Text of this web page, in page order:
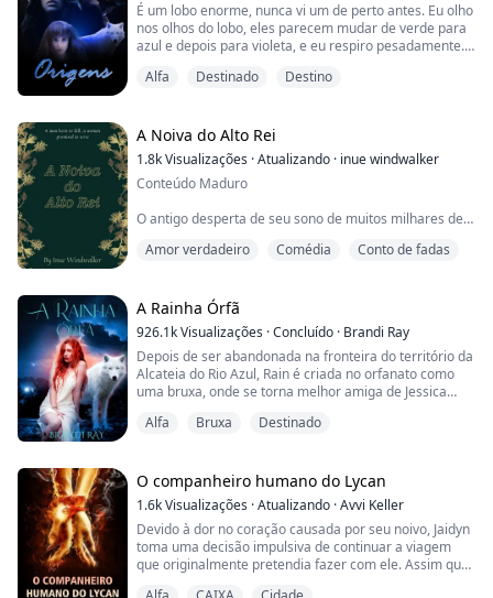
Ela se torna garçonete em um bar, e era um trabalho
tão normal quanto qualquer outro, até que ela conhece
Ryder, o Alfa da alcateia da Cruz Vermelha e dono do
bar....
É um lobo enorme, nunca vi um de perto antes. Eu olho
nos olhos do lobo, eles parecem mudar de verde para
azul e depois para violeta, e eu respiro pesadamente.
realmente não me importo. É quase como se eu
"Prometa-me que você vai sobreviver", eu olho para a
besta novamente.
"Você vai me fazer cumprir minha pa...
Alfa Destinado Destino
A Noiva do Alto Rei
1.8kVisualizações ·Atualizando · inue windwalker
Conteúdo Maduro
O antigo desperta de seu sono de muitos milhares de
prometida nos tempos antigos. Tão forte que ninguém
encolhem ao ouvir seu nome.
Sua companheira, Harmony, 25 anos, nem tinha
certeza se receberia aquele feito pela deusa. Uma
metam...
Amor verdadeiro Comédia Conto de fadas
A Rainha Órfã
926.1kVisualizações ·Concluído · Brandi Ray
Depois de ser abandonada na fronteira do território da
Alcateia do Rio Azul, Rain é criada no orfanato como
uma bruxa, onde se torna melhor amiga de Jessica
décimo sétimo aniversário de Jessica, ela diz a Rain
Odett, uma filhote de cinco anos, en...
Alfa Bruxa Destinado
O companheiro humano do Lycan
1.6kVisualizações ·Atualizando ·Avvi Keller
Devido à dor no coração causada por seu noivo, Jaidyn
toma uma decisão impulsiva de continuar a viagem
que originalmente pretendia fazer com ele. Assim que